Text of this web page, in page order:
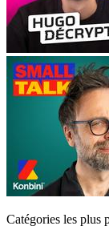
Catégories les plus